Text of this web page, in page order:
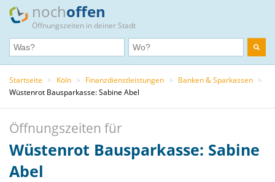
nochoffen
Öffnungszeiten in deiner Stadt
Startseite > Köln > Finanzdienstleistungen > Banken & Sparkassen >
Wüstenrot Bausparkasse: Sabine Abel
Öffnungszeiten für
Wüstenrot Bausparkasse: Sabine
Abel